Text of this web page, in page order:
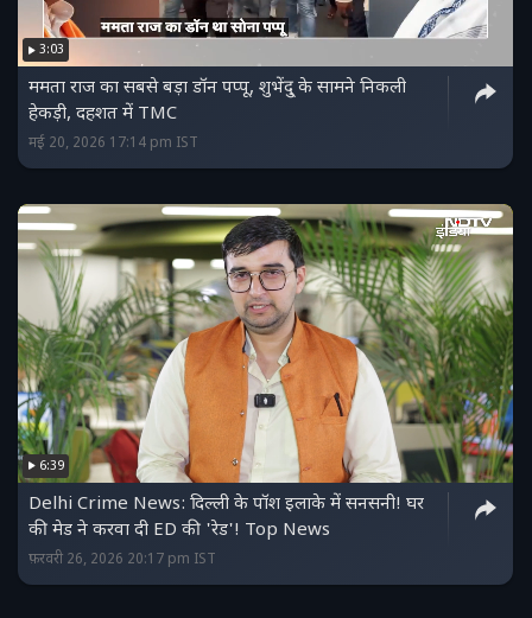
3:03
ममता राज का सबसे बड़ा डॉन पप्पू, शुभेंदु् के सामने निकली
हेकड़ी, दहशत में TMC
मई 20, 2026 17:14 pm IST
6:39
Delhi Crime News: दिल्ली के पॉश इलाके में सनसनी! घर
की मेड ने करवा दी ED की 'रेड'! Top News
फ़रवरी 26, 2026 20:17 pm IST